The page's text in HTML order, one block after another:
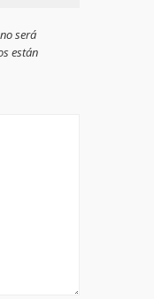
será
están